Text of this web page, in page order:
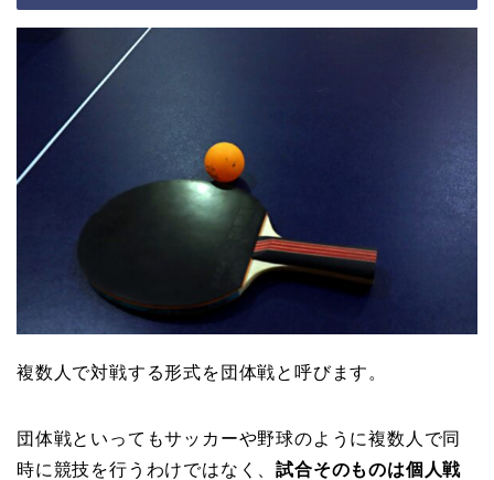
複数人で対戦する形式を団体戦と呼びます。
団体戦といってもサッカーや野球のように複数人で同
時に競技を行うわけではなく、試合そのものは個人戦